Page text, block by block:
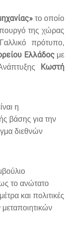
το οποίο
της χώρας
πρότυπο,
Ελλάδοςμε
Κωστή
η
βάσης για την
διεθνών
το ανώτατο
και πολιτικές